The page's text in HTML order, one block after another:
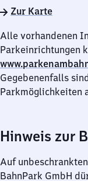
Zur Karte
Alle vorhandenen
Parkeinrichtungen
Gegebenenfalls
Parkmöglichkeiten
Hinweis zur
Auf
BahnPark GmbH